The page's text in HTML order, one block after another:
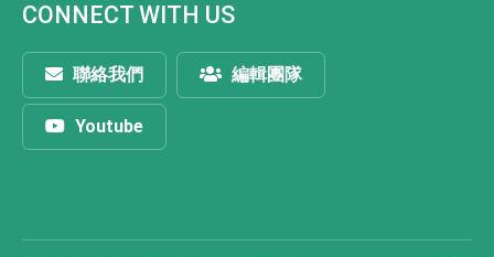
CONNECT WITH US
聯絡我們 編輯團隊
Youtube